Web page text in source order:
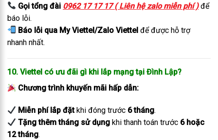
Gọi tổng đài 0962 17 17 17 ( Liên hệ zalo miễn phí )để
báo lỗi.
Báo lỗi qua My Viettel/Zalo Viettel để được hỗ trợ
nhanh nhất.
10. Viettel có ưu đãi gì khi lắp mạng tại Đình Lập?
Chương trình khuyến mãi hấp dẫn:
Miễn phí lắp đặtkhi đóng trước 6 tháng.
Tặng thêm tháng sử dụng khi thanh toán trước 6 hoặc
12 tháng.